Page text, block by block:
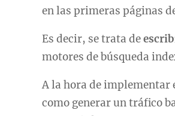
en las primeras páginas
Es decir, se trata de
motores de búsqueda
A la hora de implementar
como generar un tráfico